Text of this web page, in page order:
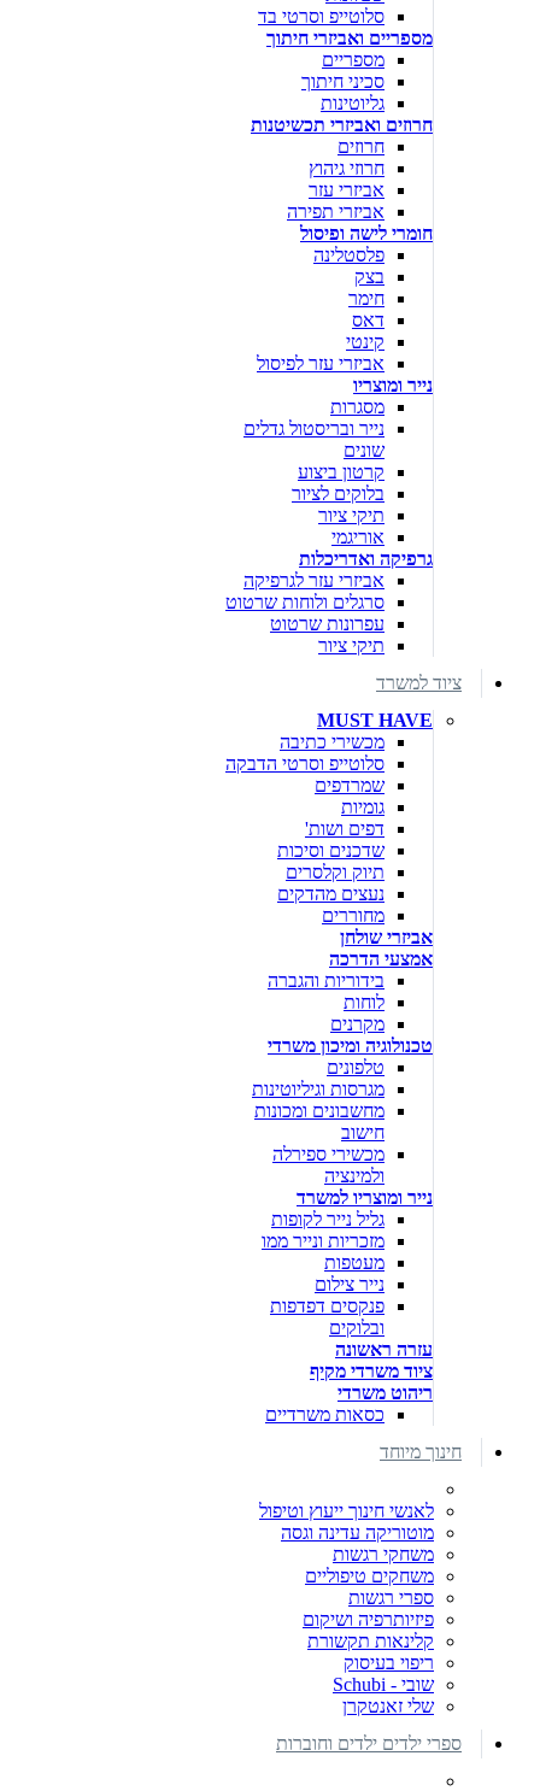
סלוטייפ וסרטי בד
מספריים ואביזרי חיתוך
מספריים
סכיני חיתוך
גליוטינות
חרוזים ואביזרי תכשיטנות
חרוזים
חרוזי גיהוץ
אביזרי עזר
אביזרי תפירה
חומרי לישה ופיסול
פלסטלינה
בצק
חימר
דאס
קינטי
אביזרי עזר לפיסול
נייר ומוצריו
מסגרות
נייר ובריסטול גדלים
שונים
קרטון ביצוע
בלוקים לציור
תיקי ציור
אוריגמי
גרפיקה ואדריכלות
אביזרי עזר לגרפיקה
סרגלים ולוחות שרטוט
עפרונות שרטוט
תיקי ציור
ציוד למשרד
MUST HAVE
מכשירי כתיבה
סלוטייפ וסרטי הדבקה
שמרדפים
גומיות
דפים ושות'
שדכנים וסיכות
תיוק וקלסרים
נעצים מהדקים
מחוררים
אביזרי שולחן
אמצעי הדרכה
בידוריות והגברה
לוחות
מקרנים
טכנולוגיה ומיכון משרדי
טלפונים
מגרסות וגיליוטינות
מחשבונים ומכונות
חישוב
מכשירי ספירלה
ולמינציה
נייר ומוצריו למשרד
גליל נייר לקופות
מזכריות ונייר ממו
מעטפות
נייר צילום
פנקסים דפדפות
ובלוקים
עזרה ראשונה
ציוד משרדי מקיף
ריהוט משרדי
כסאות משרדיים
חינוך מיוחד
לאנשי חינוך ייעוץ וטיפול
מוטוריקה עדינה וגסה
משחקי רגשות
משחקים טיפוליים
ספרי רגשות
פיזיותרפיה ושיקום
קלינאות תקשורת
ריפוי בעיסוק
שובי - Schubi
שלי זאנטקרן
ספרי ילדים ילדים וחוברות